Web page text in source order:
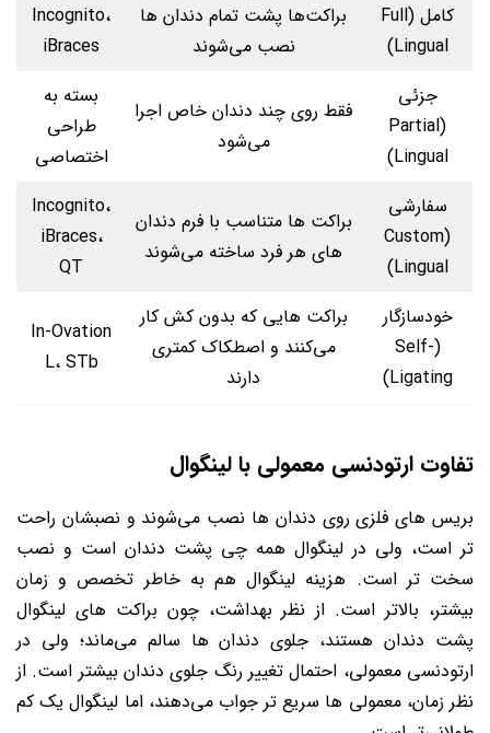
کامل (Full
Lingual)
براکت‌ها پشت تمام دندان ها
نصب می‌شوند
Incognito،
iBraces
جزئی
(Partial
Lingual)
فقط روی چند دندان خاص اجرا
می‌شود
بسته به
طراحی
اختصاصی
سفارشی
(Custom
Lingual)
براکت ها متناسب با فرم دندان
های هر فرد ساخته می‌شوند
Incognito،
iBraces،
QT
خودسازگار
(Self-
Ligating)
براکت هایی که بدون کش کار
می‌کنند و اصطکاک کمتری
دارند
In-Ovation
L، STb
تفاوت ارتودنسی معمولی با لینگوال
بریس های فلزی روی دندان ها نصب می‌شوند و نصبشان راحت
تر است، ولی در لینگوال همه چی پشت دندان است و نصب
سخت تر است. هزینه لینگوال هم به خاطر تخصص و زمان
بیشتر، بالاتر است. از نظر بهداشت، چون براکت های لینگوال
پشت دندان هستند، جلوی دندان ها سالم می‌ماند؛ ولی در
ارتودنسی معمولی، احتمال تغییر رنگ جلوی دندان بیشتر است. از
نظر زمان، معمولی ها سریع تر جواب می‌دهند، اما لینگوال یک کم